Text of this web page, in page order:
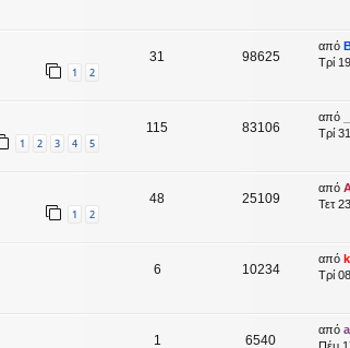
1 2
31 98625
από
Τρί
1 2 3 4 5
115 83106
από
Τρί
1 2
48 25109
από
Τετ
6 10234
από
Τρί
1 6540
από